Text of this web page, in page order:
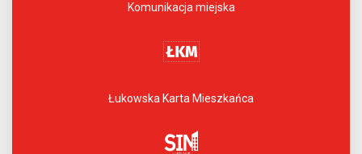
Komunikacja miejska
Łukowska Karta Mieszkańca